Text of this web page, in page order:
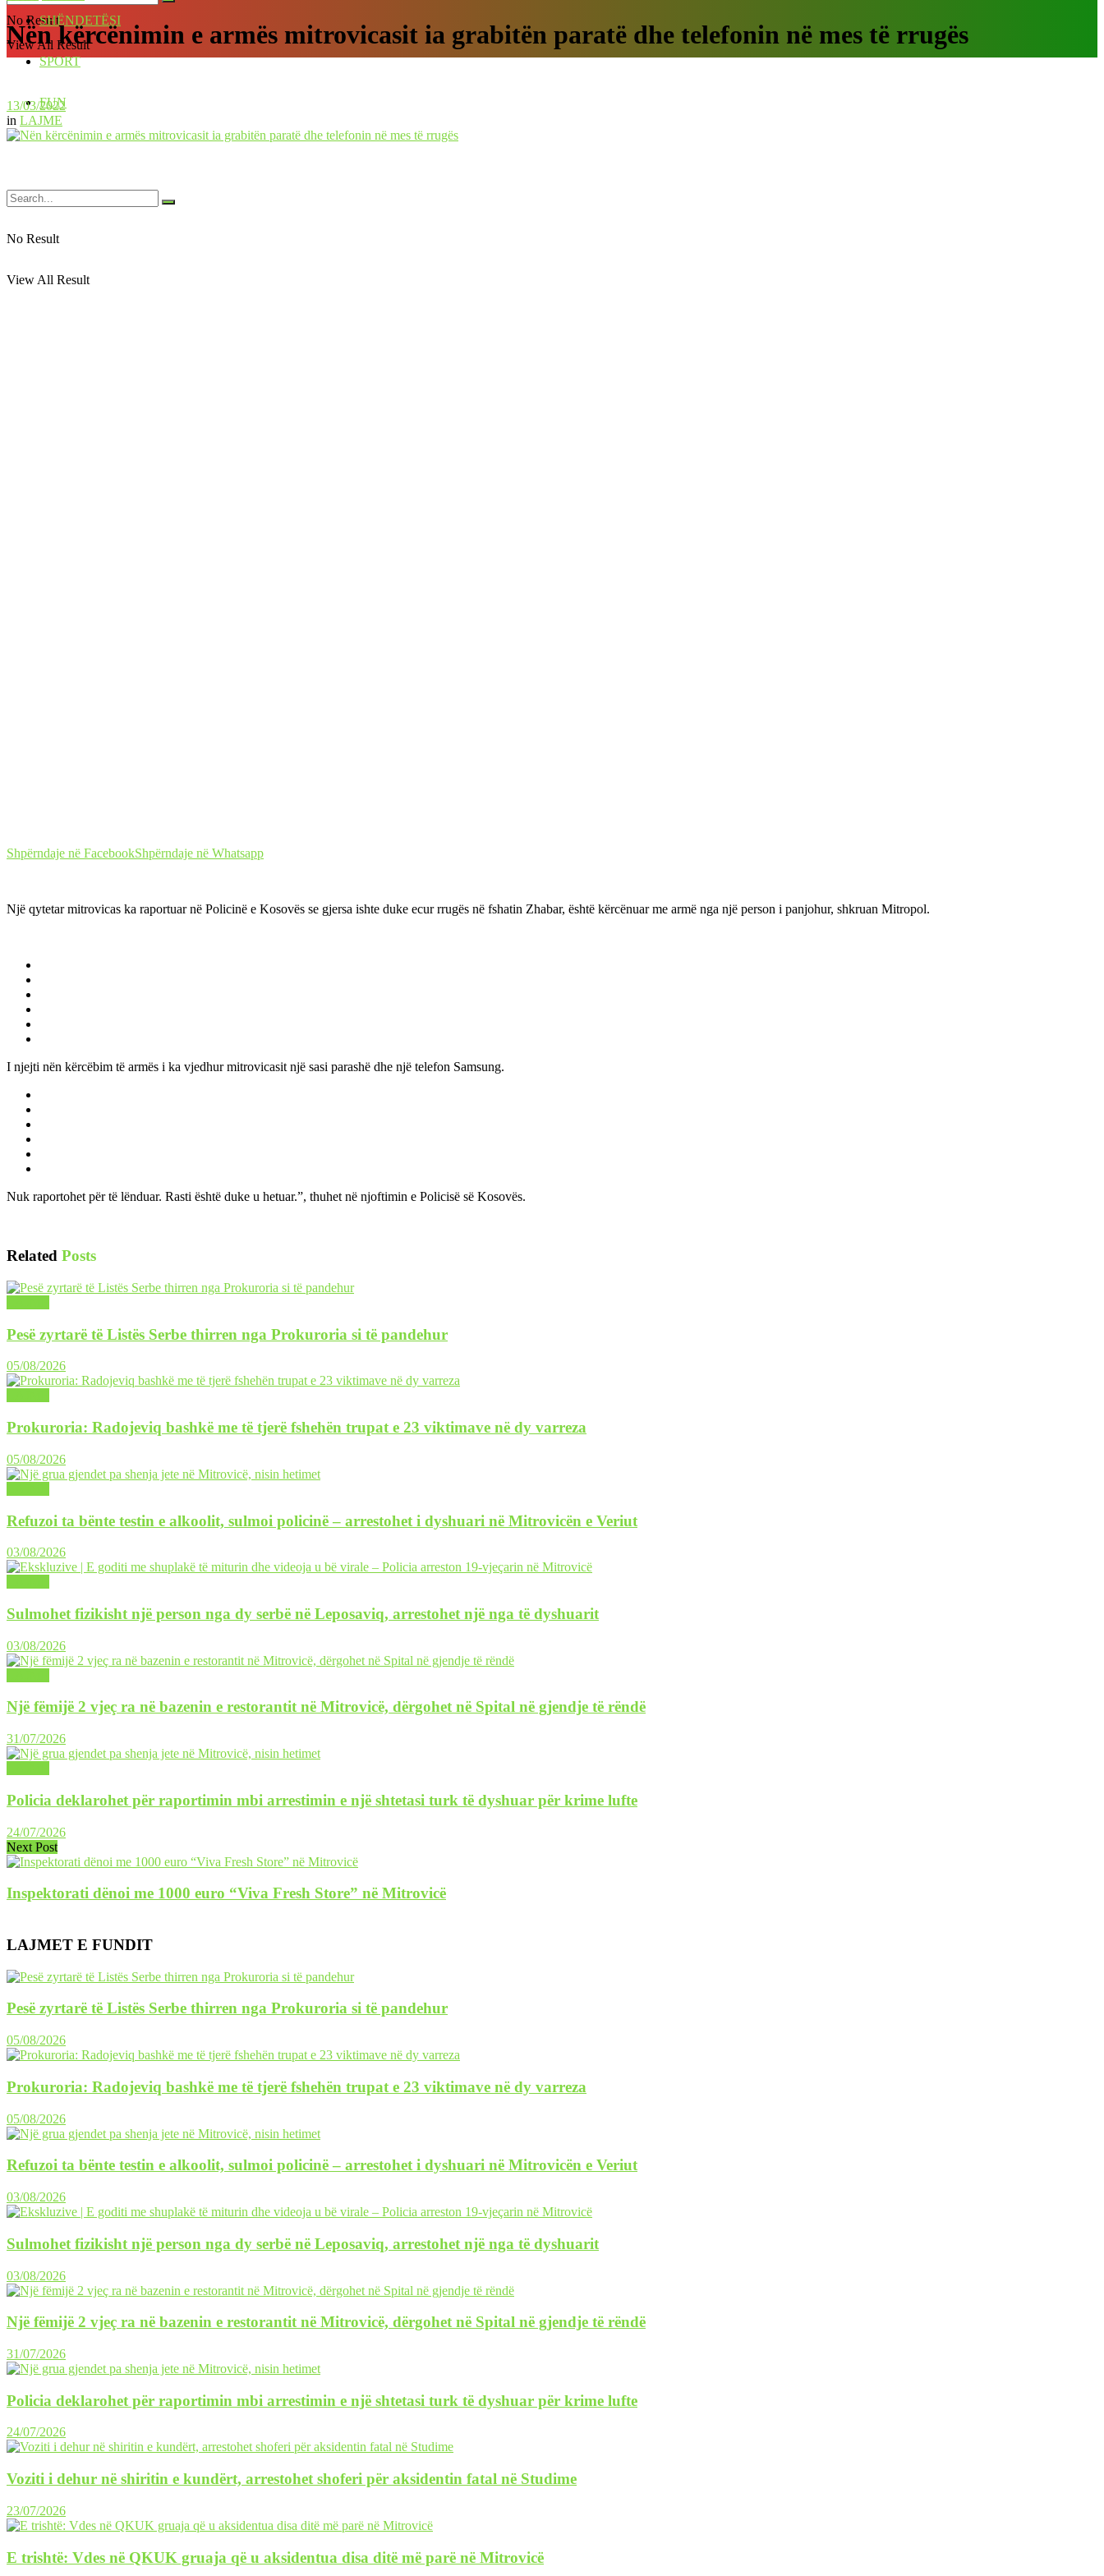
No Result
View All Result
SHËNDETËSI
SPORT
FUN
No Result
View All Result
Nën kërcënimin e armës mitrovicasit ia grabitën paratë dhe telefonin në mes të rrugës
13/03/2022
in LAJME
Shpërndaje në FacebookShpërndaje në Whatsapp
Një qytetar mitrovicas ka raportuar në Policinë e Kosovës se gjersa ishte duke ecur rrugës në fshatin Zhabar, është kërcënuar me armë nga një person i panjohur, shkruan Mitropol.
I njejti nën kërcëbim të armës i ka vjedhur mitrovicasit një sasi parashë dhe një telefon Samsung.
Nuk raportohet për të lënduar. Rasti është duke u hetuar.”, thuhet në njoftimin e Policisë së Kosovës.
Related Posts
Pesë zyrtarë të Listës Serbe thirren nga Prokuroria si të pandehur
05/08/2026
Prokuroria: Radojeviq bashkë me të tjerë fshehën trupat e 23 viktimave në dy varreza
05/08/2026
Refuzoi ta bënte testin e alkoolit, sulmoi policinë – arrestohet i dyshuari në Mitrovicën e Veriut
03/08/2026
Sulmohet fizikisht një person nga dy serbë në Leposaviq, arrestohet një nga të dyshuarit
03/08/2026
Një fëmijë 2 vjeç ra në bazenin e restorantit në Mitrovicë, dërgohet në Spital në gjendje të rëndë
31/07/2026
Policia deklarohet për raportimin mbi arrestimin e një shtetasi turk të dyshuar për krime lufte
24/07/2026
Next Post
Inspektorati dënoi me 1000 euro “Viva Fresh Store” në Mitrovicë
LAJMET E FUNDIT
Pesë zyrtarë të Listës Serbe thirren nga Prokuroria si të pandehur
05/08/2026
Prokuroria: Radojeviq bashkë me të tjerë fshehën trupat e 23 viktimave në dy varreza
05/08/2026
Refuzoi ta bënte testin e alkoolit, sulmoi policinë – arrestohet i dyshuari në Mitrovicën e Veriut
03/08/2026
Sulmohet fizikisht një person nga dy serbë në Leposaviq, arrestohet një nga të dyshuarit
03/08/2026
Një fëmijë 2 vjeç ra në bazenin e restorantit në Mitrovicë, dërgohet në Spital në gjendje të rëndë
31/07/2026
Policia deklarohet për raportimin mbi arrestimin e një shtetasi turk të dyshuar për krime lufte
24/07/2026
Voziti i dehur në shiritin e kundërt, arrestohet shoferi për aksidentin fatal në Studime
23/07/2026
E trishtë: Vdes në QKUK gruaja që u aksidentua disa ditë më parë në Mitrovicë